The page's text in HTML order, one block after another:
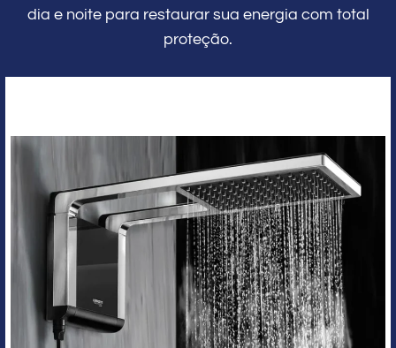
dia e noite para restaurar sua energia com total
proteção.